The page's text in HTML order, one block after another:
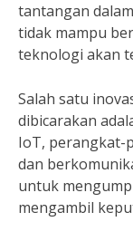
tantangan
tidak mampu
teknologi akan
Salah satu
dibicarakan
IoT, perangkat-
dan
untuk
mengambil